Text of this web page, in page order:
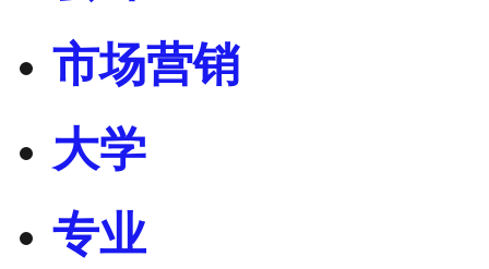
市场营销
大学
专业